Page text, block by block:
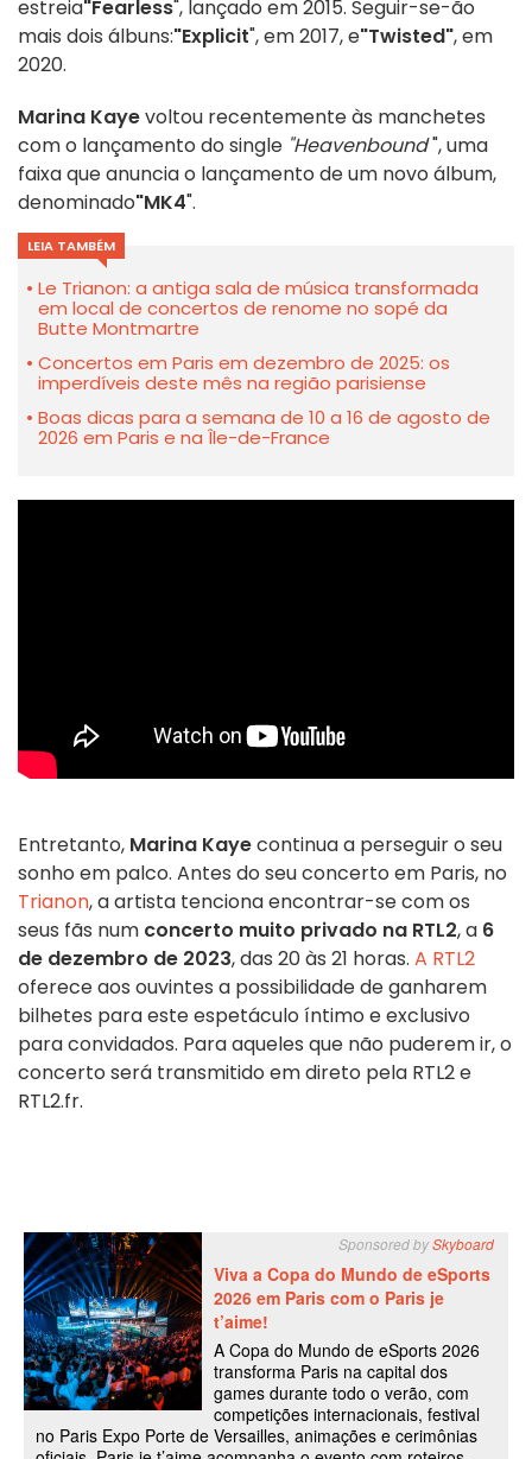
estreia"Fearless", lançado em 2015. Seguir-se-ão
mais dois álbuns:"Explicit", em 2017, e"Twisted", em
2020.
Marina Kayevoltou recentemente às manchetes
com o lançamento do single "Heavenbound", uma
faixa que anuncia o lançamento de um novo álbum,
denominado"MK4".
LEIA TAMBÉM
Le Trianon: a antiga sala de música transformada
em local de concertos de renome no sopé da
Butte Montmartre
Concertos em Paris em dezembro de 2025: os
imperdíveis deste mês na região parisiense
Boas dicas para a semana de 10 a 16 de agosto de
2026 em Paris e na Île-de-France
Entretanto, Marina Kayecontinua a perseguir o seu
sonho em palco. Antes do seu concerto em Paris, no
Trianon, a artista tenciona encontrar-se com os
seus fãs num concerto muito privado na RTL2, a 6
de dezembro de 2023, das 20 às 21 horas. A RTL2
oferece aos ouvintes a possibilidade de ganharem
bilhetes para este espetáculo íntimo e exclusivo
para convidados. Para aqueles que não puderem ir, o
concerto será transmitido em direto pela RTL2 e
RTL2.fr.